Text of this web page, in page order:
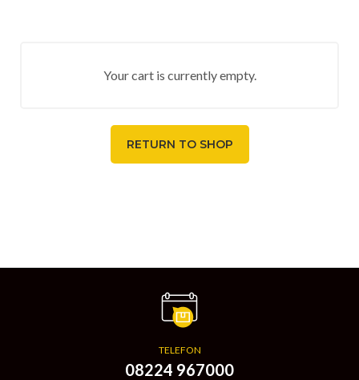
Your cart is currently empty.
RETURN TO SHOP
TELEFON
08224 967000